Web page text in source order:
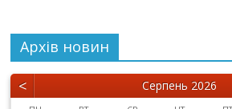
Архiв новин
< Серпень 2026